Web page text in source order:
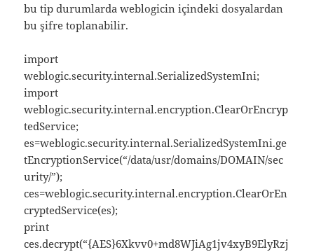
bu tip durumlarda weblogicin içindeki dosyalardan
bu şifre toplanabilir.
import
weblogic.security.internal.SerializedSystemIni;
import
weblogic.security.internal.encryption.ClearOrEncryp
tedService;
es=weblogic.security.internal.SerializedSystemIni.ge
tEncryptionService(“/data/usr/domains/DOMAIN/sec
urity/”);
ces=weblogic.security.internal.encryption.ClearOrEn
cryptedService(es);
print
ces.decrypt(“{AES}6Xkvv0+md8WJiAg1jv4xyB9ElyRzj